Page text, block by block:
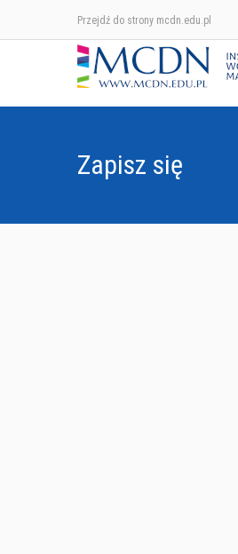
Przejdź do strony mcdn.edu.pl
Zapisz się